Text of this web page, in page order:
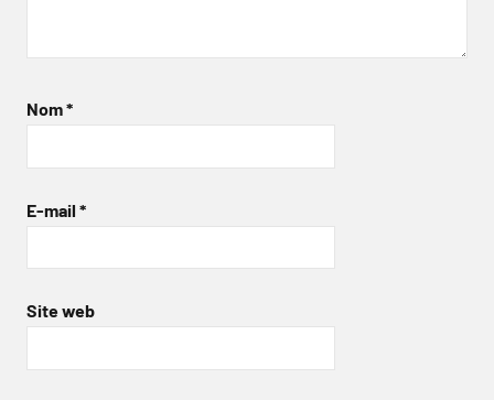
Nom*
E-mail *
Site web